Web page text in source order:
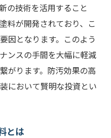
の技術を活用すること
料が開発されており、こ
因となります。このよう
ンスの手間を大幅に軽減
がります。防汚効果の高
において賢明な投資とい
とは